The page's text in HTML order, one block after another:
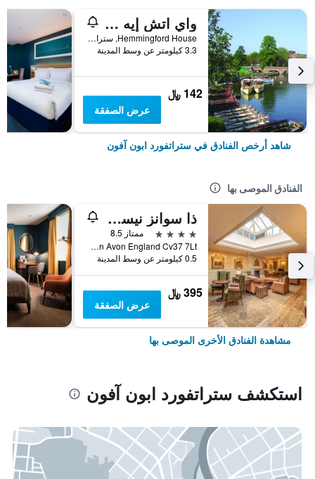
واي اتش إيه ستراتفورد-أبون-آفون
Hemmingford House, ستراتفورد ابون آفون, المملكة المتحدة
3.3 كيلومتر عن وسط المدينة
142 ﷼
عرض الصفقة
شاهد أرخص الفنادق في ستراتفورد ابون آفون
الفنادق الموصى بها
ذا سوانز نيست هوتل
4 نجوم
ممتاز 8.5
Bridgefoot Stratford Upon Avon England Cv37 7Lt, ستراتفورد ابون آفون, المملكة المتحدة
0.5 كيلومتر عن وسط المدينة
395 ﷼
عرض الصفقة
مشاهدة الفنادق الأخرى الموصى بها
استكشف ستراتفورد ابون آفون